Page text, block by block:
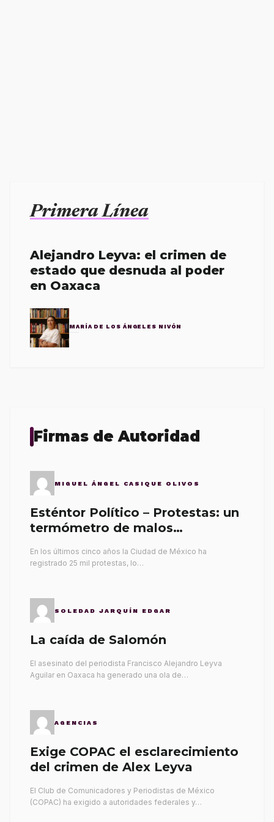
Primera Línea
Alejandro Leyva: el crimen de
estado que desnuda al poder
en Oaxaca
MARÍA DE LOS ÁNGELES NIVÓN
Firmas de Autoridad
MIGUEL ÁNGEL CASIQUE OLIVOS
Esténtor Político – Protestas: un
termómetro de malos
En los últimos cinco años la Ciudad de México ha
registrado 25 mil protestas, lo…
SOLEDAD JARQUÍN EDGAR
La caída de Salomón
El asesinato del periodista Francisco Alejandro Leyva
Aguilar en Oaxaca ha generado una ola de…
AGENCIAS
Exige COPAC el esclarecimiento
del crimen de Alex Leyva
El Club de Comunicadores y Periodistas de México
(COPAC) ha exigido a autoridades federales y…